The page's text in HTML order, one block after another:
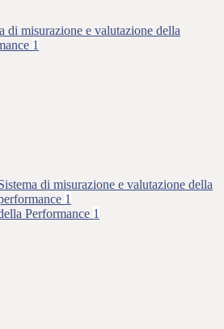
di misurazione e valutazione della
1
di misurazione e valutazione della
1
Performance 1